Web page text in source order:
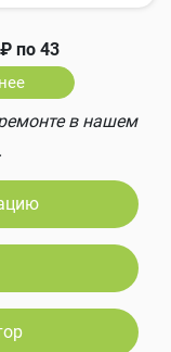
по 43
в нашем